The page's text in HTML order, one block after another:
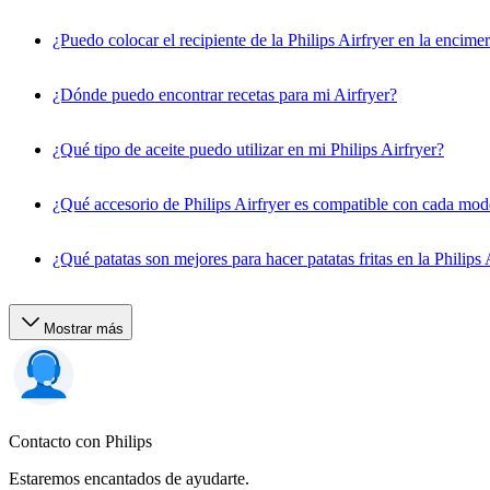
¿Puedo colocar el recipiente de la Philips Airfryer en la
¿Dónde puedo encontrar recetas para mi Airfryer?
¿Qué tipo de aceite puedo utilizar en mi Philips Airfryer?
¿Qué accesorio de Philips Airfryer es compatible con cada
¿Qué patatas son mejores para hacer patatas fritas en la
Mostrar más
Contacto con Philips
Estaremos encantados de ayudarte.